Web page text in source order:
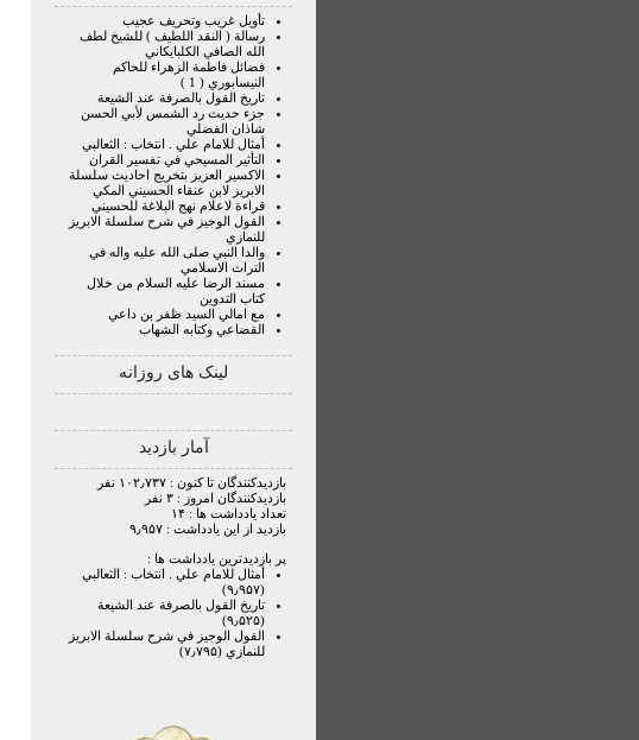
تأويل غريب وتحريف عجيب
رسالة ( النقد اللطيف ) للشيخ لطف
الله الصافي الكلبايكاني
فضائل فاطمة الزهراء للحاكم
النيسابوري ( 1 )
تاريخ القول بالصرفة عند الشيعة
جزء حديث رد الشمس لأبي الحسن
شاذان الفضلي
أمثال للامام علي . انتخاب : الثعالبي
التأثير المسيحي في تفسير القران
الاكسير العزيز بتخريج احاديث سلسلة
الابريز لابن عنقاء الحسيني المكي
قراءة لاعلام نهج البلاغة للحسيني
القول الوجيز في شرح سلسلة الابريز
للنمازي
والدا النبي صلى الله عليه واله في
التراث الاسلامي
مسند الرضا عليه السلام من خلال
كتاب التدوين
مع امالي السيد ظفر بن داعي
القضاعي وكتابه الشهاب
لینک های روزانه
آمار بازدید
بازدیدکنندگان تا کنون : ۱۰۲٫۷۳۷ نفر
بازدیدکنندگان امروز : ۳ نفر
تعداد یادداشت ها : ۱۴
بازدید از این یادداشت : ۹٫۹۵۷
پر بازدیدترین یادداشت ها :
أمثال للامام علي . انتخاب : الثعالبي
(۹٫۹۵۷)
تاريخ القول بالصرفة عند الشيعة
(۹٫۵۲۵)
القول الوجيز في شرح سلسلة الابريز
للنمازي (۷٫۷۹۵)